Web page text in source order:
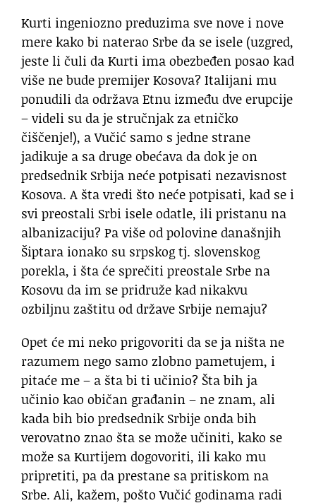
Kurti ingeniozno preduzima sve nove i nove
mere kako bi naterao Srbe da se isele (uzgred,
jeste li čuli da Kurti ima obezbeđen posao kad
više ne bude premijer Kosova? Italijani mu
ponudili da održava Etnu između dve erupcije
– videli su da je stručnjak za etničko
čiščenje!), a Vučić samo s jedne strane
jadikuje a sa druge obećava da dok je on
predsednik Srbija neće potpisati nezavisnost
Kosova. A šta vredi što neće potpisati, kad se i
svi preostali Srbi isele odatle, ili pristanu na
albanizaciju? Pa više od polovine današnjih
Šiptara ionako su srpskog tj. slovenskog
porekla, i šta će sprečiti preostale Srbe na
Kosovu da im se pridruže kad nikakvu
ozbiljnu zaštitu od države Srbije nemaju?
Opet će mi neko prigovoriti da se ja ništa ne
razumem nego samo zlobno pametujem, i
pitaće me – a šta bi ti učinio? Šta bih ja
učinio kao običan građanin – ne znam, ali
kada bih bio predsednik Srbije onda bih
verovatno znao šta se može učiniti, kako se
može sa Kurtijem dogovoriti, ili kako mu
pripretiti, pa da prestane sa pritiskom na
Srbe. Ali, kažem, pošto Vučić godinama radi